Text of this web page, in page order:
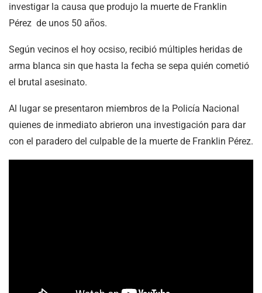
investigar la causa que produjo la muerte de Franklin
Pérez de unos 50 años.
Según vecinos el hoy ocsiso, recibió múltiples heridas de
arma blanca sin que hasta la fecha se sepa quién cometió
el brutal asesinato.
Al lugar se presentaron miembros de la Policía Nacional
quienes de inmediato abrieron una investigación para dar
con el paradero del culpable de la muerte de Franklin Pérez.